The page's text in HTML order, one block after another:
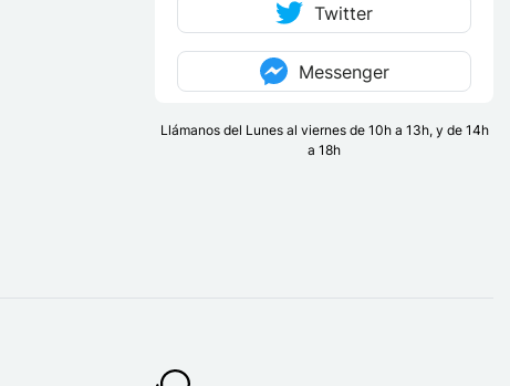
Twitter
Messenger
Llámanos del Lunes al viernes de 10h a 13h, y de 14h
a 18h